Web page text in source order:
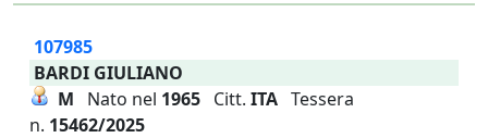
107985
BARDI GIULIANO
M Nato nel 1965 Citt. ITA Tessera
n. 15462/2025